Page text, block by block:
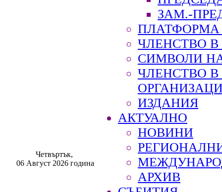
Четвъртък,
06 Август 2026 година
ЗАМ.-
ПЛАТФОРМА
ЧЛЕНСТВО В
СИМВОЛИ
ЧЛЕНСТВО
ИЗДАНИЯ
АКТУАЛНО
НОВИНИ
АРХИВ